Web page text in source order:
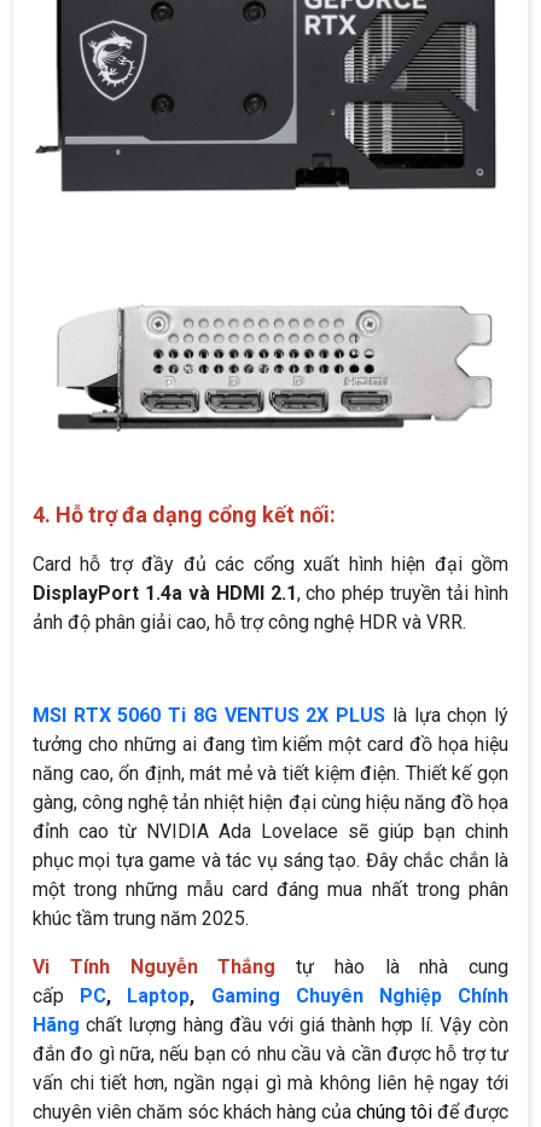
4. Hỗ trợ đa dạng cổng kết nối:
Card hỗ trợ đầy đủ các cổng xuất hình hiện đại gồm
DisplayPort 1.4a và HDMI 2.1, cho phép truyền tải hình
ảnh độ phân giải cao, hỗ trợ công nghệ HDR và VRR.
MSI RTX 5060 Ti 8G VENTUS 2X PLUS là lựa chọn lý
tưởng cho những ai đang tìm kiếm một card đồ họa hiệu
năng cao, ổn định, mát mẻ và tiết kiệm điện. Thiết kế gọn
gàng, công nghệ tản nhiệt hiện đại cùng hiệu năng đồ họa
đỉnh cao từ NVIDIA Ada Lovelace sẽ giúp bạn chinh
phục mọi tựa game và tác vụ sáng tạo. Đây chắc chắn là
một trong những mẫu card đáng mua nhất trong phân
khúc tầm trung năm 2025.
Vi Tính Nguyễn Thắng tự hào là nhà cung
cấp PC, Laptop, Gaming Chuyên Nghiệp Chính
Hãng chất lượng hàng đầu với giá thành hợp lí. Vậy còn
đắn đo gì nữa, nếu bạn có nhu cầu và cần được hỗ trợ tư
vấn chi tiết hơn, ngần ngại gì mà không liên hệ ngay tới
chuyên viên chăm sóc khách hàng của chúng tôi để được